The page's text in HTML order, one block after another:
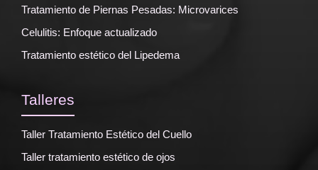
Tratamiento de Piernas Pesadas: Microvarices
Celulitis: Enfoque actualizado
Tratamiento estético del Lipedema
Talleres
Taller Tratamiento Estético del Cuello
Taller tratamiento estético de ojos